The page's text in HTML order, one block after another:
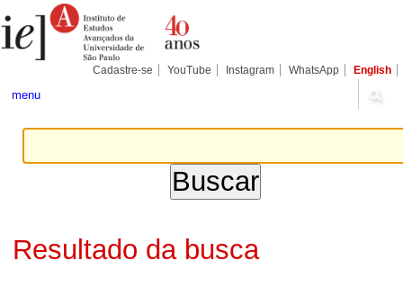
para
conteúdo.
Pessoais
Cadastre-se YouTube Instagram WhatsApp English
menu
Resultado da busca